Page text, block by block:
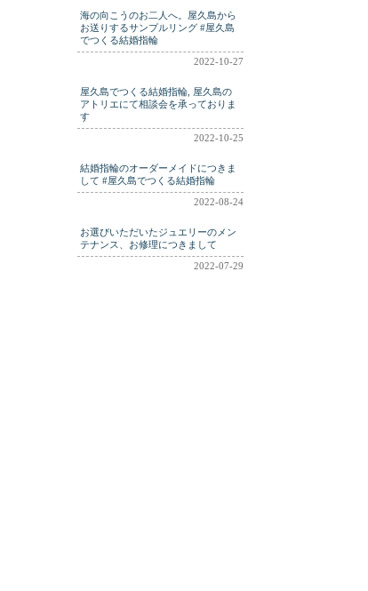
海の向こうのお二人へ。屋久島から
お送りするサンプルリング #屋久島
でつくる結婚指輪
2022-10-27
屋久島でつくる結婚指輪, 屋久島の
アトリエにて相談会を承っておりま
す
2022-10-25
結婚指輪のオーダーメイドにつきま
して #屋久島でつくる結婚指輪
2022-08-24
お選びいただいたジュエリーのメン
テナンス、お修理につきまして
2022-07-29